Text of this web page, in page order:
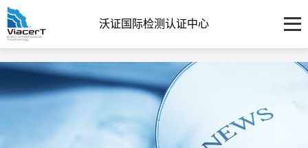
沃证国际检测认证中心